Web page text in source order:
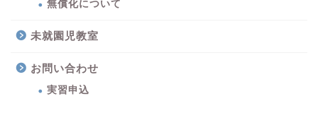
無償化について
未就園児教室
お問い合わせ
実習申込